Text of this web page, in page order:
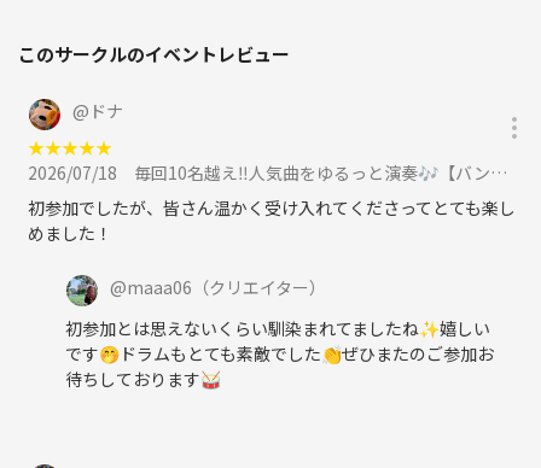
このサークルのイベントレビュー
@ ドナ
★★★★★
2026/07/18
毎回10名越え‼️人気曲をゆるっと演奏🎶【バンドの部🎸✨️】に参加
初参加でしたが、皆さん温かく受け入れてくださってとても楽し
めました！
@maaa06 （クリエイター）
初参加とは思えないくらい馴染まれてましたね✨嬉しい
です🤭ドラムもとても素敵でした👏ぜひまたのご参加お
待ちしております🥁